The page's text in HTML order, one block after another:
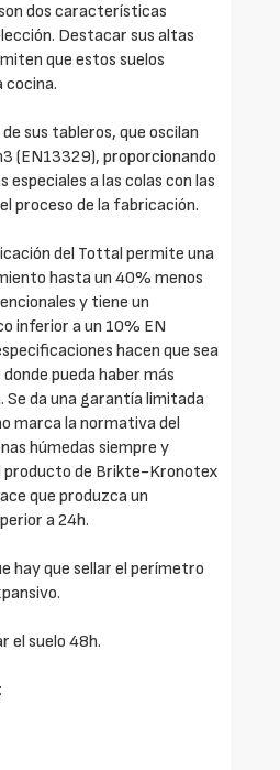
dos características
Destacar sus altas
que estos suelos
cocina.
sus tableros, que oscilan
(EN13329), proporcionando
especiales a las colas con las
proceso de la fabricación.
del Tottal permite una
hasta un 40% menos
y tiene un
inferior a un 10% EN
hacen que sea
pueda haber más
da una garantía limitada
marca la normativa del
húmedas siempre y
producto de Brikte-Kronotex
que produzca un
a 24h.
hay que sellar el perímetro
el suelo 48h.